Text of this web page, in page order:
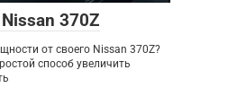
370Z
от своего Nissan 370Z?
способ увеличить